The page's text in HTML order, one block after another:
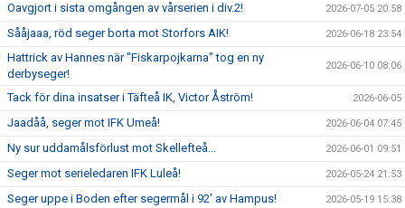
Oavgjort i sista omgången av vårserien i div.2! 2026-07-05 20:58
Sååjaaa, röd seger borta mot Storfors AIK! 2026-06-18 23:54
Hattrick av Hannes när "Fiskarpojkarna" tog en ny
derbyseger!
2026-06-10 08:06
Tack för dina insatser i Täfteå IK, Victor Åström! 2026-06-05
Jaadåå, seger mot IFK Umeå! 2026-06-04 07:45
Ny sur uddamålsförlust mot Skellefteå... 2026-06-01 09:51
Seger mot serieledaren IFK Luleå! 2026-05-24 21:53
Seger uppe i Boden efter segermål i 92' av Hampus! 2026-05-19 15:38